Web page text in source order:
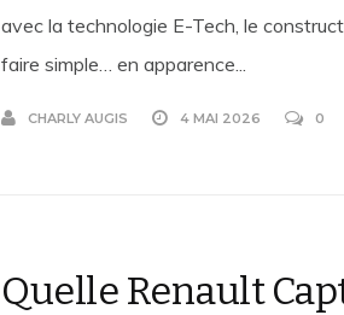
avec la technologie E-Tech, le
faire simple… en apparence...
CHARLY AUGIS 4 MAI 2026 0
Quelle Renault